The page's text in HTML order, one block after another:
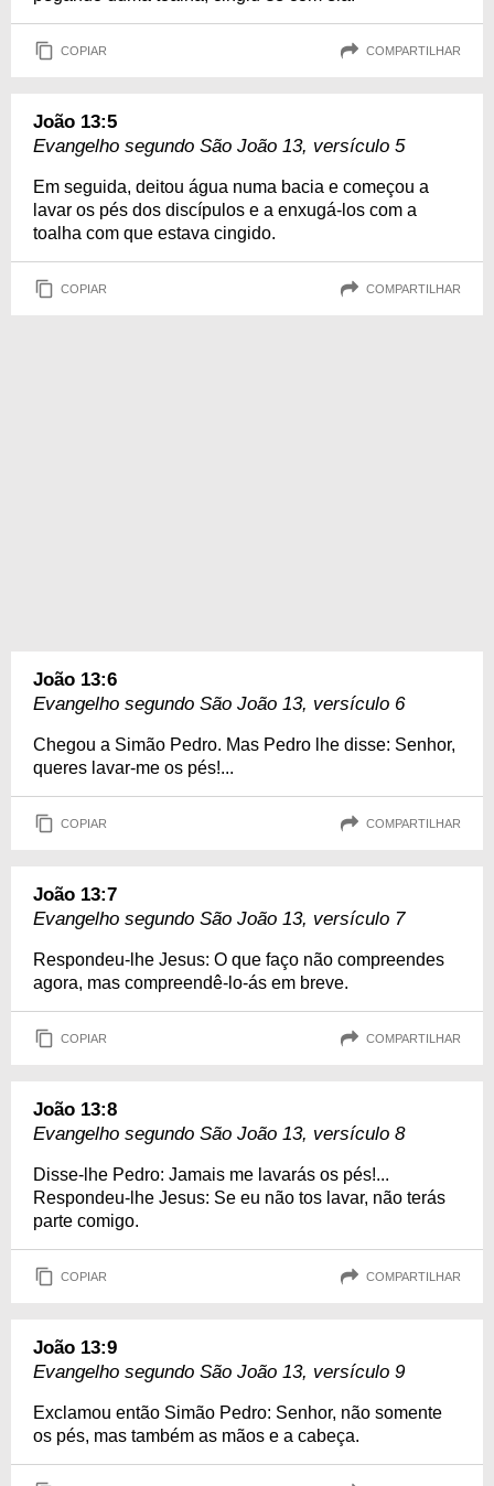
COPIAR COMPARTILHAR
João 13:5
Evangelho segundo São João 13, versículo 5
Em seguida, deitou água numa bacia e começou a
lavar os pés dos discípulos e a enxugá-los com a
toalha com que estava cingido.
COPIAR COMPARTILHAR
João 13:6
Evangelho segundo São João 13, versículo 6
Chegou a Simão Pedro. Mas Pedro lhe disse: Senhor,
queres lavar-me os pés!...
COPIAR COMPARTILHAR
João 13:7
Evangelho segundo São João 13, versículo 7
Respondeu-lhe Jesus: O que faço não compreendes
agora, mas compreendê-lo-ás em breve.
COPIAR COMPARTILHAR
João 13:8
Evangelho segundo São João 13, versículo 8
Disse-lhe Pedro: Jamais me lavarás os pés!...
Respondeu-lhe Jesus: Se eu não tos lavar, não terás
parte comigo.
COPIAR COMPARTILHAR
João 13:9
Evangelho segundo São João 13, versículo 9
Exclamou então Simão Pedro: Senhor, não somente
os pés, mas também as mãos e a cabeça.